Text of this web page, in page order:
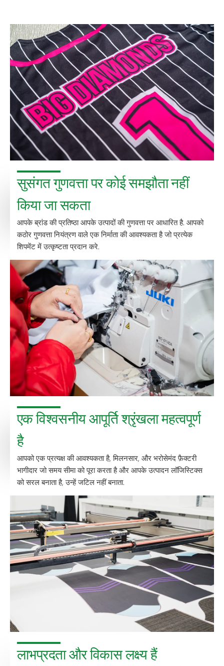
सुसंगत गुणवत्ता पर कोई समझौता नहीं
किया जा सकता
आपके ब्रांड की प्रतिष्ठा आपके उत्पादों की गुणवत्ता पर आधारित है. आपको
कठोर गुणवत्ता नियंत्रण वाले एक निर्माता की आवश्यकता है जो प्रत्येक
शिपमेंट में उत्कृष्टता प्रदान करे.
एक विश्वसनीय आपूर्ति श्रृंखला महत्वपूर्ण
है
आपको एक प्रत्यक्ष की आवश्यकता है, मिलनसार, और भरोसेमंद फ़ैक्टरी
भागीदार जो समय सीमा को पूरा करता है और आपके उत्पादन लॉजिस्टिक्स
को सरल बनाता है, उन्हें जटिल नहीं बनाता.
लाभप्रदता और विकास लक्ष्य हैं